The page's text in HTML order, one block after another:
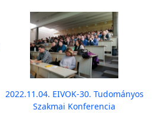
2022.11.04. EIVOK-30. Tudományos
Szakmai Konferencia